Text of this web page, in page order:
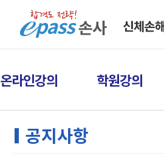
신체손
온라인강의 학원강의
공지사항